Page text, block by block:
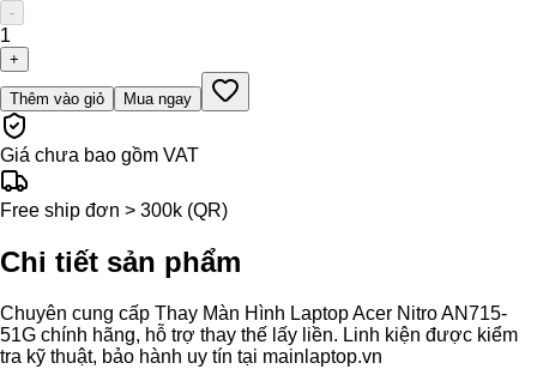
-
1
+
Thêm vào giỏ Mua ngay
Giá chưa bao gồm VAT
Free ship đơn > 300k (QR)
Chi tiết sản phẩm
Chuyên cung cấp Thay Màn Hình Laptop Acer Nitro AN715-
51G chính hãng, hỗ trợ thay thế lấy liền. Linh kiện được kiểm
tra kỹ thuật, bảo hành uy tín tại mainlaptop.vn